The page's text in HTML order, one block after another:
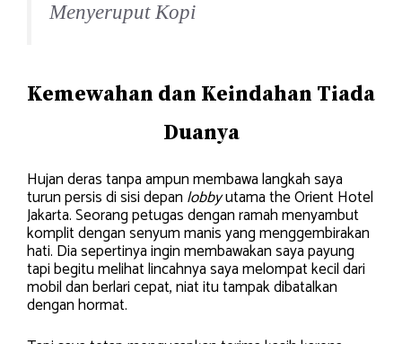
Menyeruput Kopi
Kemewahan dan Keindahan Tiada
Duanya
Hujan deras tanpa ampun membawa langkah saya
turun persis di sisi depan lobbyutama the Orient Hotel
Jakarta. Seorang petugas dengan ramah menyambut
komplit dengan senyum manis yang menggembirakan
hati. Dia sepertinya ingin membawakan saya payung
tapi begitu melihat lincahnya saya melompat kecil dari
mobil dan berlari cepat, niat itu tampak dibatalkan
dengan hormat.